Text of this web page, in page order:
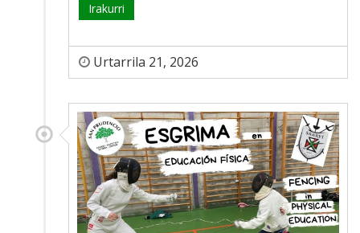
Irakurri
Urtarrila 21, 2026